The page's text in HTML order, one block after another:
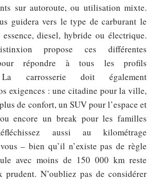
sur autoroute, ou utilisation mixte.
guidera vers le type de carburant le
diesel, hybride ou électrique.
propose ces différentes
répondre à tous les profils
La carrosserie doit également
exigences : une citadine pour la ville,
de confort, un SUV pour l’espace et
encore un break pour les familles
aussi au kilométrage
– bien qu’il n’existe pas de règle
avec moins de 150 000 km reste
prudent. N’oubliez pas de considérer